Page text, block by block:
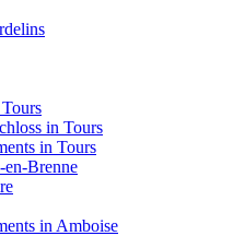
in Tours
in Tours
Brenne
in Amboise